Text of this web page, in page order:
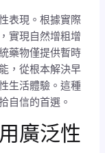
表現。根據實際
實現自然增粗增
藥物僅提供暫時
，從根本解決早
生活體驗。這種
自信的首選。
廣泛性